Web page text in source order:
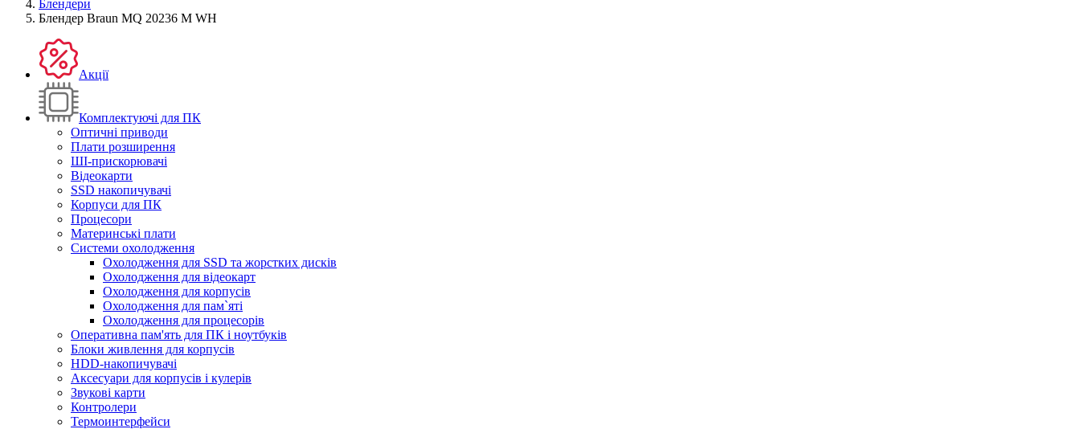
Блендери
Блендер Braun MQ 20236 M WH
Акції
Комплектуючі для ПК
Оптичні приводи
Плати розширення
ШІ-прискорювачі
Відеокарти
SSD накопичувачі
Корпуси для ПК
Процесори
Материнські плати
Системи охолодження
Охолодження для SSD та жорстких дисків
Охолодження для відеокарт
Охолодження для корпусів
Охолодження для пам`яті
Охолодження для процесорів
Оперативна пам'ять для ПК і ноутбуків
Блоки живлення для корпусів
HDD-накопичувачі
Аксесуари для корпусів і кулерів
Звукові карти
Контролери
Термоинтерфейси